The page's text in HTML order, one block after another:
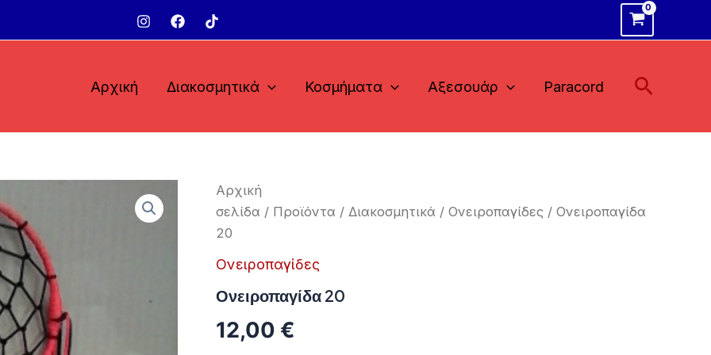
Αρχική
Διακοσμητικά Κοσμήματα Αξεσουάρ Paracord
Αρχική
σελίδα / Προϊόντα / Διακοσμητικά / Ονειροπαγίδες / Ονειροπαγίδα
20
Ονειροπαγίδες
Ονειροπαγίδα 20
12,00 €